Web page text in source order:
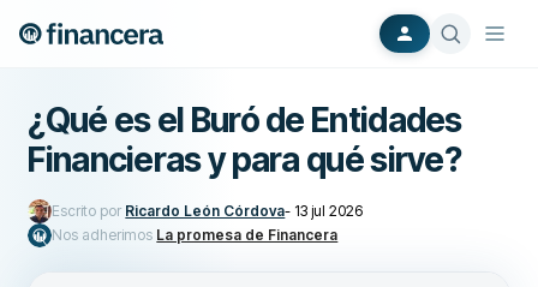
¿Qué es el Buró de Entidades
Financieras y para qué sirve?
Escrito por Ricardo León Córdova- 13 jul 2026
Nos adherimos La promesa de Financera